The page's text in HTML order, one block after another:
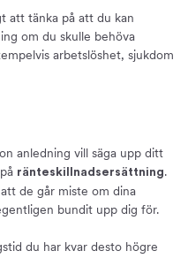
att tänka på att du kan
om du skulle behöva
arbetslöshet, sjukdom
anledning vill säga upp ditt
ränteskillnadsersättning.
de går miste om dina
bundit upp dig för.
du har kvar desto högre